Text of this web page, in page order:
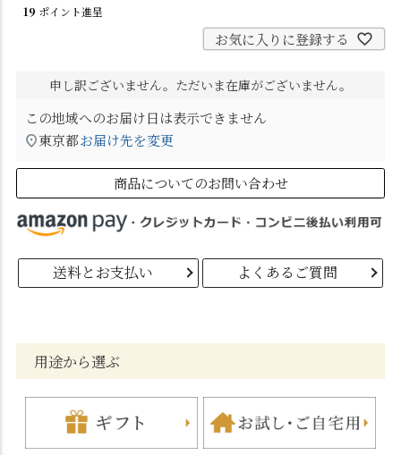
19 ポイント進呈
お気に入りに登録する
申し訳ございません。ただいま在庫がございません。
この地域へのお届け日は表示できません
東京都お届け先を変更
商品についてのお問い合わせ
送料とお支払い よくあるご質問
用途から選ぶ